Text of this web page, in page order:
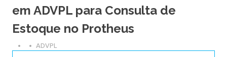
em ADVPL para Consulta de
Estoque no Protheus
ADVPL